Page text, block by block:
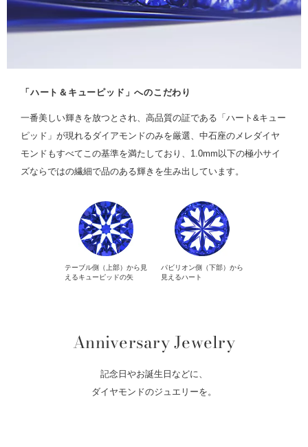
「ハート＆キューピッド」へのこだわり
一番美しい輝きを放つとされ、高品質の証である「ハート&キュー
ピッド」が現れるダイアモンドのみを厳選、中石座のメレダイヤ
モンドもすべてこの基準を満たしており、1.0mm以下の極小サイ
ズならではの繊細で品のある輝きを生み出しています。
テーブル側（上部）から見
えるキューピッドの矢
パビリオン側（下部）から
見えるハート
Anniversary Jewelry
記念日やお誕生日などに、
ダイヤモンドのジュエリーを。